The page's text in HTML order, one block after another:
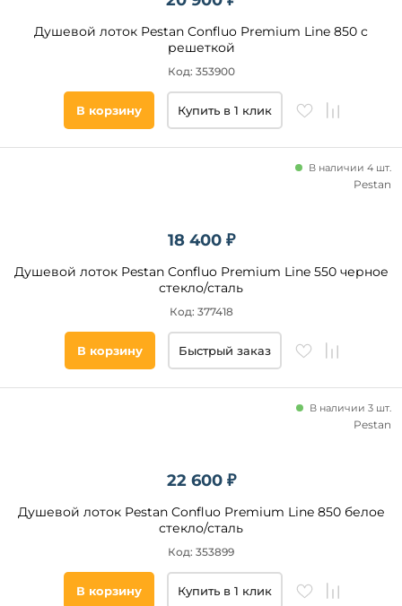
Душевой лоток Pestan Confluo Premium Line 850 с
решеткой
Код: 353900
В корзину Купить в 1 клик
18 400 ₽
Душевой лоток Pestan Confluo Premium Line 550 черное
стекло/сталь
В наличии 4 шт.
Код: 377418
Pestan
В корзину Быстрый заказ
22 600 ₽
Душевой лоток Pestan Confluo Premium Line 850 белое
стекло/сталь
В наличии 3 шт.
Код: 353899
Pestan
В корзину Купить в 1 клик